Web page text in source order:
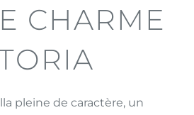
CHARME
pleine de caractère, un